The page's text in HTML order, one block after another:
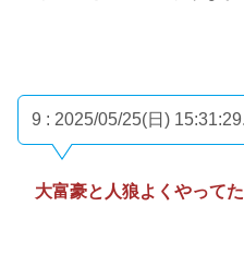
9 : 2025/05/25(日)
大富豪と人狼よくやって